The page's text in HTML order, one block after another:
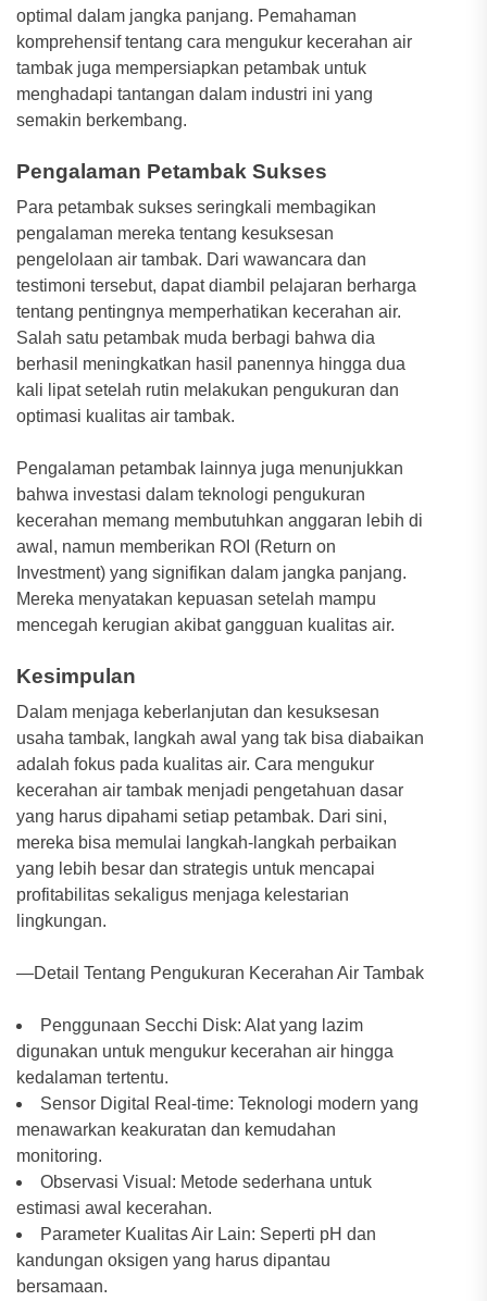
optimal dalam jangka panjang. Pemahaman
komprehensif tentang cara mengukur kecerahan air
tambak juga mempersiapkan petambak untuk
menghadapi tantangan dalam industri ini yang
semakin berkembang.
Pengalaman Petambak Sukses
Para petambak sukses seringkali membagikan
pengalaman mereka tentang kesuksesan
pengelolaan air tambak. Dari wawancara dan
testimoni tersebut, dapat diambil pelajaran berharga
tentang pentingnya memperhatikan kecerahan air.
Salah satu petambak muda berbagi bahwa dia
berhasil meningkatkan hasil panennya hingga dua
kali lipat setelah rutin melakukan pengukuran dan
optimasi kualitas air tambak.
Pengalaman petambak lainnya juga menunjukkan
bahwa investasi dalam teknologi pengukuran
kecerahan memang membutuhkan anggaran lebih di
awal, namun memberikan ROI (Return on
Investment) yang signifikan dalam jangka panjang.
Mereka menyatakan kepuasan setelah mampu
mencegah kerugian akibat gangguan kualitas air.
Kesimpulan
Dalam menjaga keberlanjutan dan kesuksesan
usaha tambak, langkah awal yang tak bisa diabaikan
adalah fokus pada kualitas air. Cara mengukur
kecerahan air tambak menjadi pengetahuan dasar
yang harus dipahami setiap petambak. Dari sini,
mereka bisa memulai langkah-langkah perbaikan
yang lebih besar dan strategis untuk mencapai
profitabilitas sekaligus menjaga kelestarian
lingkungan.
—Detail Tentang Pengukuran Kecerahan Air Tambak
Penggunaan Secchi Disk: Alat yang lazim
digunakan untuk mengukur kecerahan air hingga
kedalaman tertentu.
Sensor Digital Real-time: Teknologi modern yang
menawarkan keakuratan dan kemudahan
monitoring.
Observasi Visual: Metode sederhana untuk
estimasi awal kecerahan.
Parameter Kualitas Air Lain: Seperti pH dan
kandungan oksigen yang harus dipantau
bersamaan.